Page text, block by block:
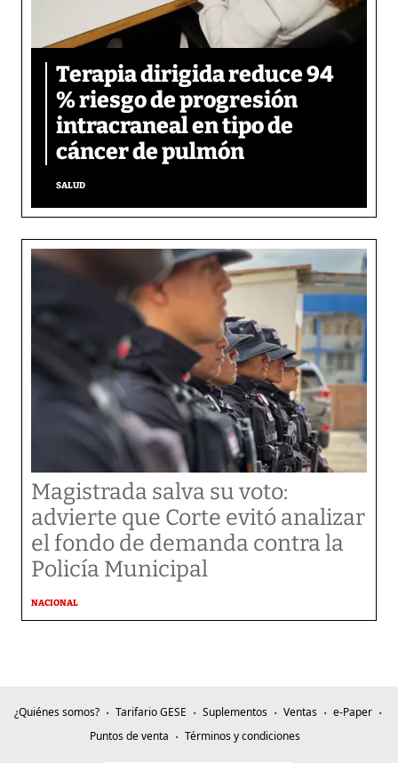
Terapia dirigida reduce 94
% riesgo de progresión
intracraneal en tipo de
cáncer de pulmón
SALUD
Magistrada salva su voto:
advierte que Corte evitó analizar
el fondo de demanda contra la
Policía Municipal
NACIONAL
¿Quiénes somos? Tarifario GESE Suplementos Ventas
e-Paper
Puntos de venta
Términos y condiciones